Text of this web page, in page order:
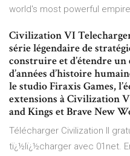
world's most powerful
Civilization VI
série légendaire de
construire et d’étendre
d’années d’histoire
le studio Firaxis Games,
extensions à Civilization
and Kings et Brave New
Télécharger Civilization II
tï¿½lï¿½charger avec 01net.